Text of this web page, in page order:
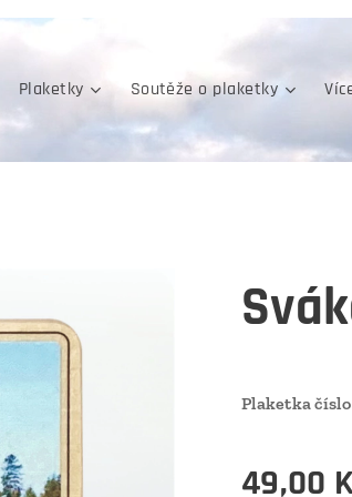
Plaketky Soutěže o plaketky
Plaketka číslo
49,00